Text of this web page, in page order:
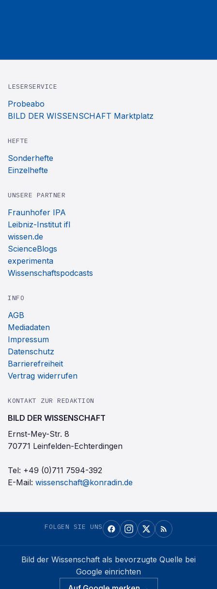
LESERSERVICE
Probeabo
BILD DER WISSENSCHAFT Marktplatz
HEFTE
Sonderhefte
Einzelhefte
UNSERE PARTNER
Fraunhofer IPA
Leibniz-Institut ifl
wissen.de
ScienceBlogs
experimenta
Wissenschaftspodcasts
INFO
AGB
Mediadaten
Impressum
Datenschutz
Barrierefreiheit
Vertrag widerrufen
KONTAKT ZUR REDAKTION
BILD DER WISSENSCHAFT
Ernst-Mey-Str. 8
70771 Leinfelden-Echterdingen
Tel: +49 (0)711 7594-392
E-Mail: wissenschaft@konradin.de
FOLGEN SIE UNS
Bild der Wissenschaft als bevorzugte Quelle bei
Google einrichten